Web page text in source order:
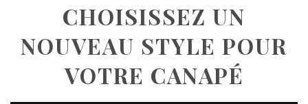
CHOISISSEZ UN
NOUVEAU STYLE POUR
VOTRE CANAPÉ